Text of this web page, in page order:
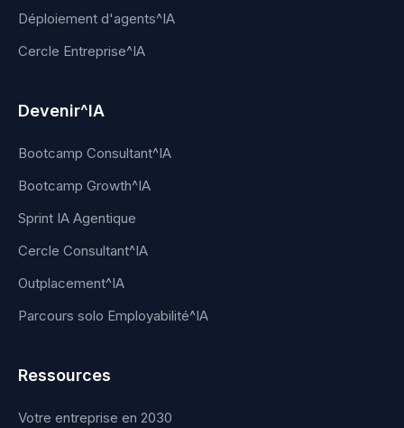
Déploiement d'agents^IA
Cercle Entreprise^IA
Devenir^IA
Bootcamp Consultant^IA
Bootcamp Growth^IA
Sprint IA Agentique
Cercle Consultant^IA
Outplacement^IA
Parcours solo Employabilité^IA
Ressources
Votre entreprise en 2030